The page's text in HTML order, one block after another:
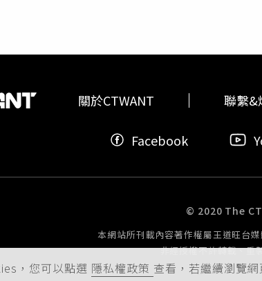
，您可以點選 隱私權政策 查看，若繼續瀏覽
關於CTWANT 聯繫&
Facebook
© 2020 The
本網站所刊載內容著作權屬王道旺台
非經授權不許轉載、重